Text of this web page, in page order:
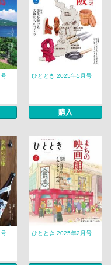
ひととき 2025年5月号
購入
ひととき 2025年2月号